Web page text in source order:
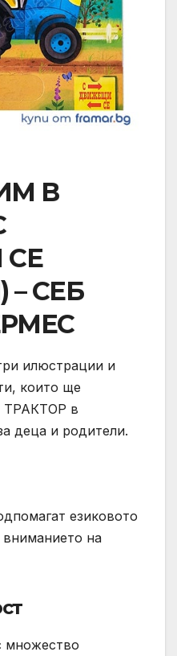
В
– СЕБ
илюстрации и
които ще
ТРАКТОР в
деца и родители.
езиковото
вниманието на
множество